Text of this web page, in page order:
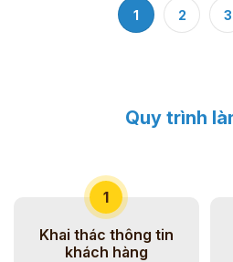
1 2 3
Quy trình
1
Khai thác thông tin
khách hàng